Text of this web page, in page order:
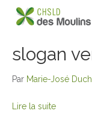
slogan
Par Marie-José
Lire la suite